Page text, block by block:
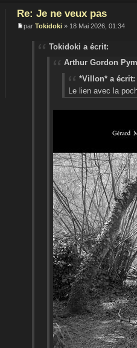
Re: Je ne veux pas
par Tokidoki » 18 Mai 2026, 01:34
Tokidoki a écrit:
Arthur Gordon
*Villon* a écrit:
Le lien avec la